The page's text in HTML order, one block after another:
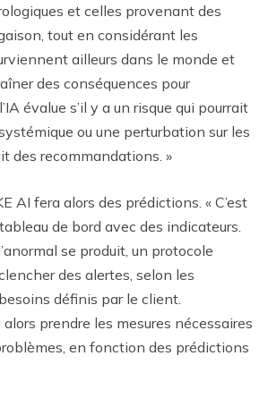
et celles provenant des
tout en considérant les
ailleurs dans le monde et
des conséquences pour
évalue s’il y a un risque qui pourrait
ou une perturbation sur les
des recommandations. »
AI fera alors des prédictions. « C’est
de bord avec des indicateurs.
se produit, un protocole
des alertes, selon les
définis par le client.
alors prendre les mesures nécessaires
en fonction des prédictions